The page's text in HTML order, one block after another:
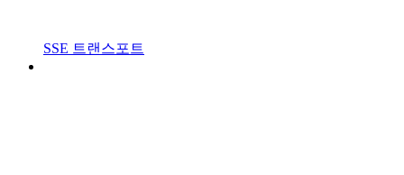
SSE 트랜스포트